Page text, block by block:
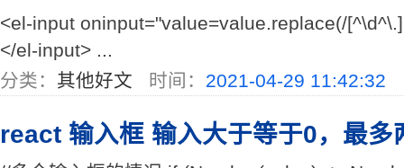
<el-input oninput="value=value.replace(/
</el-input> ...
分类： 其他好文 时间： 2021-04-29 11:42:32
react 输入框 输入大于等于0，最多